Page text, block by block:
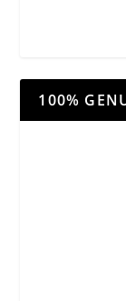
100%